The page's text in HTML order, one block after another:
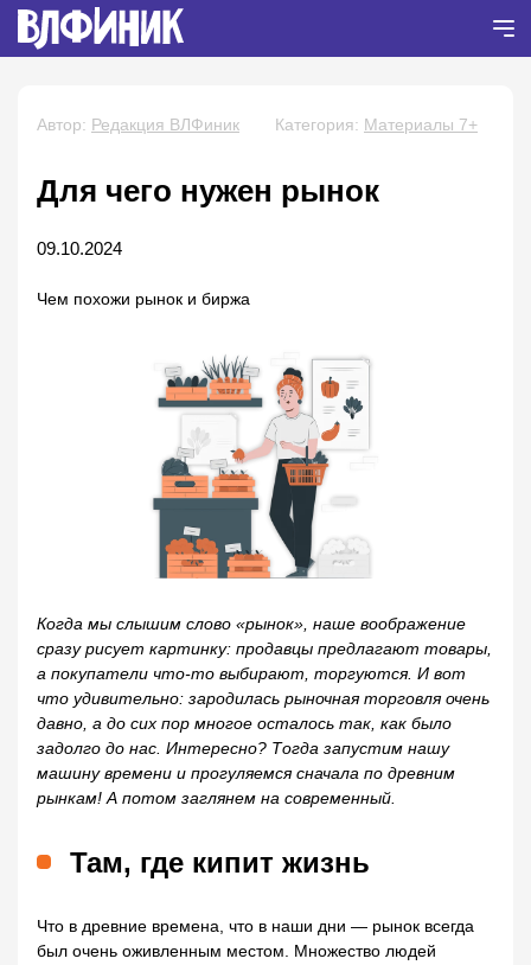
Автор: Редакция ВЛФиник Категория: Материалы 7+
Для чего нужен рынок
09.10.2024
Чем похожи рынок и биржа
Когда мы слышим слово «рынок», наше воображение
сразу рисует картинку: продавцы предлагают товары,
а покупатели что-то выбирают, торгуются. И вот
что удивительно: зародилась рыночная торговля очень
давно, а до сих пор многое осталось так, как было
задолго до нас. Интересно? Тогда запустим нашу
машину времени и прогуляемся сначала по древним
рынкам! А потом заглянем на современный.
Там, где кипит жизнь
Что в древние времена, что в наши дни — рынок всегда
был очень оживленным местом. Множество людей